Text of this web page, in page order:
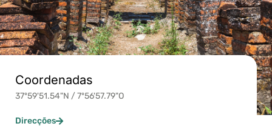
Coordenadas
37º59'51.54"N / 7º56'57.79"O
Direcções
PT